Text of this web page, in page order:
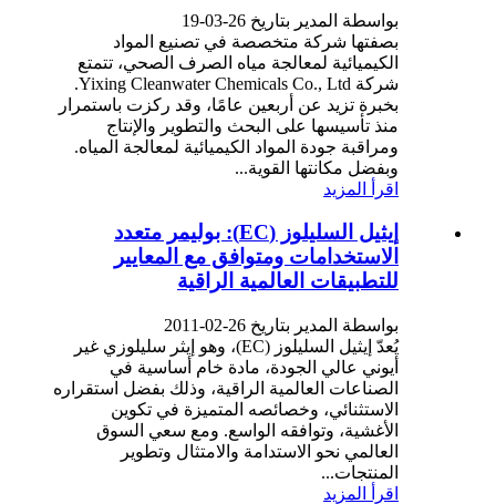
بواسطة المدير بتاريخ 26-03-19
بصفتها شركة متخصصة في تصنيع المواد
الكيميائية لمعالجة مياه الصرف الصحي، تتمتع
شركة Yixing Cleanwater Chemicals Co., Ltd.
بخبرة تزيد عن أربعين عامًا، وقد ركزت باستمرار
منذ تأسيسها على البحث والتطوير والإنتاج
ومراقبة جودة المواد الكيميائية لمعالجة المياه.
وبفضل مكانتها القوية...
اقرأ المزيد
إيثيل السليلوز (EC): بوليمر متعدد
الاستخدامات ومتوافق مع المعايير
للتطبيقات العالمية الراقية
بواسطة المدير بتاريخ 26-02-2011
يُعدّ إيثيل السليلوز (EC)، وهو إيثر سليلوزي غير
أيوني عالي الجودة، مادة خام أساسية في
الصناعات العالمية الراقية، وذلك بفضل استقراره
الاستثنائي، وخصائصه المتميزة في تكوين
الأغشية، وتوافقه الواسع. ومع سعي السوق
العالمي نحو الاستدامة والامتثال وتطوير
المنتجات...
اقرأ المزيد